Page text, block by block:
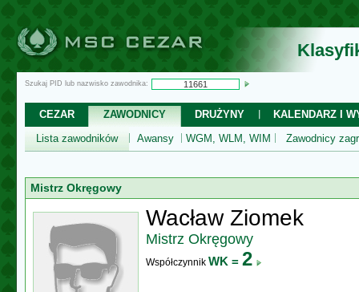
Szukaj PID lub nazwisko zawodnika:
CEZAR ZAWODNICY DRUŻYNY
KALENDARZ I
Lista zawodników
Awansy WGM, WLM, WIM Zawodnicy
Mistrz Okręgowy
Wacław Ziomek
Mistrz Okręgowy
Współczynnik WK = 2